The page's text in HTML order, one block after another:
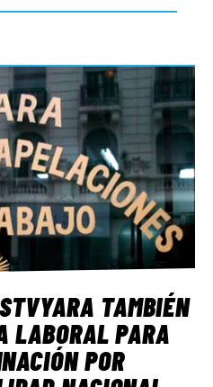
TAMBIÉN
LABORAL PARA
POR